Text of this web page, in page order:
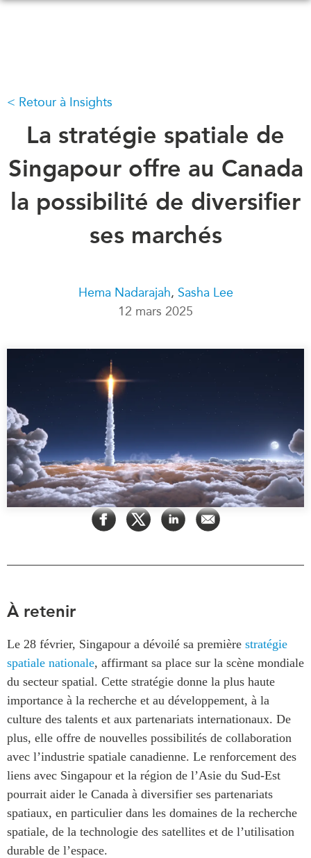
QUOI DE NEUF
CONFÉRENCES
CANADA-EN-ASIE
À PROPOS DE
NOUS
Ce que nous faisons
RECHERCHE
Toutes les publications
Asie du Sud-Est
Asie du Nord
Asie du Sud
Commerce avec l’Asie
CPTPP Portal
Bourses
PROGRAMMES
Dialogues et tables rondes
critiques du Canada et de
l’Indo-Pacifique
Enjeux émergents
En éducation
Missions commerciales
féminines
Le Partenariat APEC-
Canada pour la croissance
i-LEAD
RÉSEAUX
Tous les événements
Canada
Asie
CCEA
MÉDIAS
Balados
Vidéos
Nos Experts
Podcast Archive
PUBLICATIONS
Perspectives
Dépêches
Rapports et notes de
synthèse
Réflexions stratégiques
SITES WEB
Programme d’études Asie-
Projet APEC-Canada pour
des entreprises
Conférence Canada-en-
Asie
Retour à Insights
La stratégie spatiale de
Singapour offre au Canada
la possibilité de diversifier
ses marchés
Hema Nadarajah, Sasha Lee
12 mars 2025
À retenir
Le 28 février, Singapour a dévoilé sa première stratégie
spatiale nationale, affirmant sa place sur la scène mondiale
du secteur spatial. Cette stratégie donne la plus haute
importance à la recherche et au développement, à la
culture des talents et aux partenariats internationaux. De
plus, elle offre de nouvelles possibilités de collaboration
avec l’industrie spatiale canadienne. Le renforcement des
liens avec Singapour et la région de l’Asie du Sud-Est
pourrait aider le Canada à diversifier ses partenariats
spatiaux, en particulier dans les domaines de la recherche
spatiale, de la technologie des satellites et de l’utilisation
durable de l’espace.